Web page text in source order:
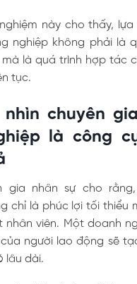
này cho thấy,
nghiệp không phải là
mà là quá trình hợp tác
tục.
nhìn chuyên
là công
gia nhân sự cho
chỉ là phúc lợi tối thiểu
nhân viên. Một doanh
người lao động sẽ
lâu dài.